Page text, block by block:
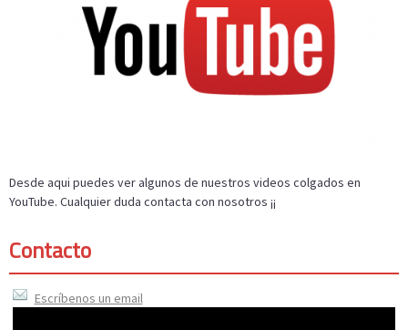
Desde aqui puedes ver algunos de nuestros videos colgados en
YouTube. Cualquier duda contacta con nosotros ¡¡
Contacto
Escríbenos un email